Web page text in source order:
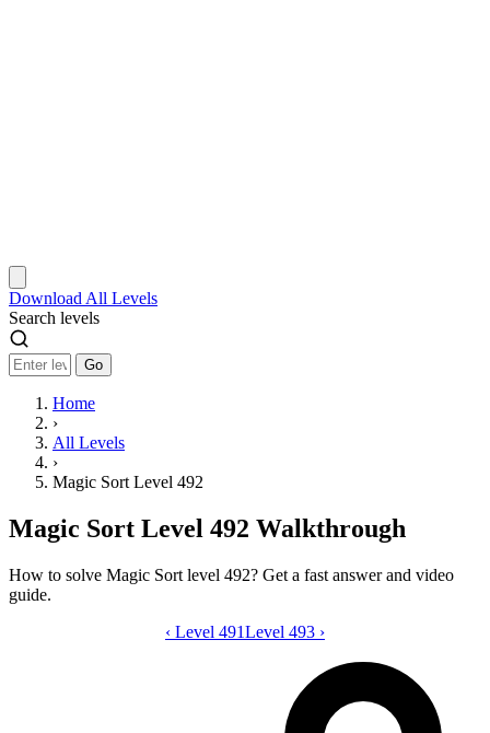
Download All Levels
Search levels
Go
Home
›
All Levels
›
Magic Sort Level 492
Magic Sort Level 492 Walkthrough
How to solve Magic Sort level 492? Get a fast answer and video
guide.
Magic Sort level 492 video guide
‹ Level 491Level 493 ›